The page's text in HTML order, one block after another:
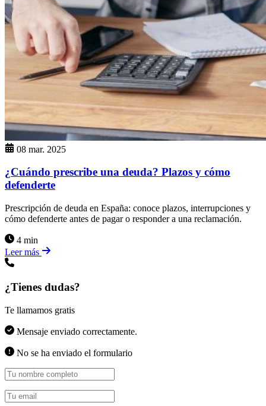
08 mar. 2025
¿Cuándo prescribe una deuda? Plazos y cómo
defenderte
Prescripción de deuda en España: conoce plazos, interrupciones y
cómo defenderte antes de pagar o responder a una reclamación.
4 min
Leer más
¿Tienes dudas?
Te llamamos gratis
Mensaje enviado correctamente.
No se ha enviado el formulario